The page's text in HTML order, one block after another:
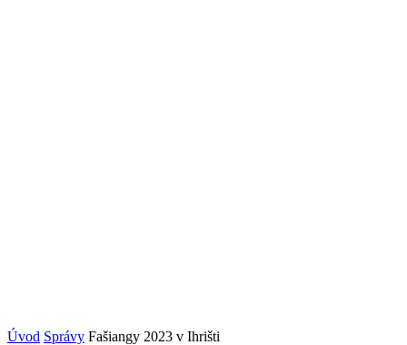
Úvod Správy Fašiangy 2023 v Ihrišti